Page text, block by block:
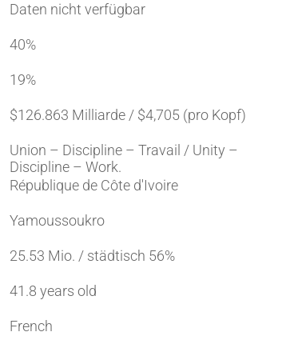
Daten nicht verfügbar
40%
19%
$126.863 Milliarde / $4,705 (pro Kopf)
Union – Discipline – Travail / Unity –
Discipline – Work.
République de Côte d'Ivoire
Yamoussoukro
25.53 Mio. / städtisch 56%
41.8 years old
French